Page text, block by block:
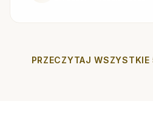
PRZECZYTAJ